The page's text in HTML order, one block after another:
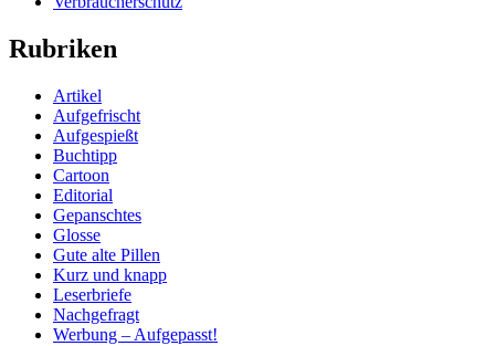
Rubriken
Artikel
Aufgefrischt
Aufgespießt
Buchtipp
Cartoon
Editorial
Gepanschtes
Glosse
Gute alte Pillen
Kurz und knapp
Leserbriefe
Nachgefragt
Werbung – Aufgepasst!